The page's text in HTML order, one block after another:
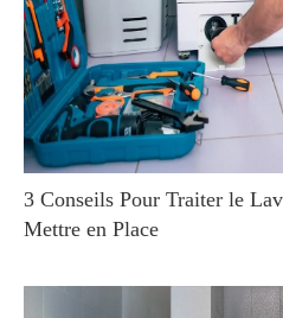
3 Conseils Pour Traiter le
Mettre en Place